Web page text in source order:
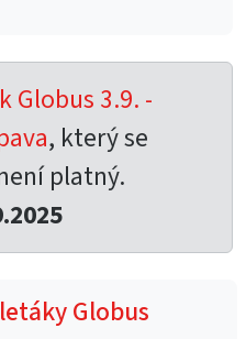
Globus 3.9. -
, který se
platný.
letáky Globus